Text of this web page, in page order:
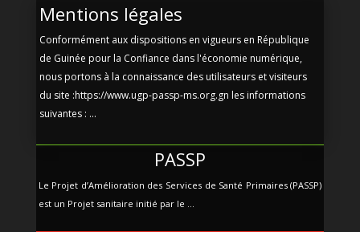
Mentions légales
Conformément aux dispositions en vigueurs en République
de Guinée pour la Confiance dans l'économie numérique,
nous portons à la connaissance des utilisateurs et visiteurs
du site :https://www.ugp-passp-ms.org.gn les informations
suivantes : ...
PASSP
Le Projet d’Amélioration des Services de Santé Primaires (PASSP)
est un Projet sanitaire initié par le ...